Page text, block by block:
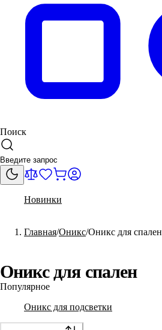
Поиск
Новинки
Главная Оникс Оникс для спален
Оникс для спален
Популярное
Оникс для подсветки